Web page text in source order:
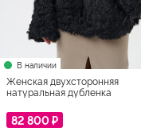
В наличии
Женская двухсторонняя
натуральная дубленка
82 800 ₽